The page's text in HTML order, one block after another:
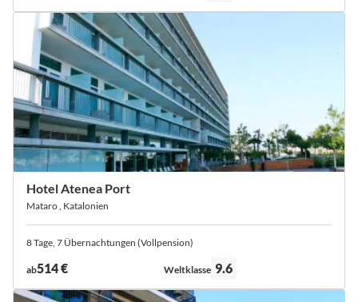
Hotel Atenea Port
Mataro , Katalonien
8 Tage, 7 Übernachtungen (Vollpension)
ab514 € Bewertung:
Weltklasse 9.6